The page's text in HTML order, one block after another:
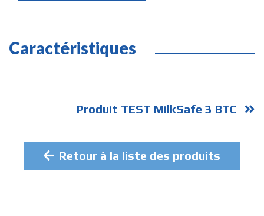
Caractéristiques
Produit TEST MilkSafe 3 BTC
Retour à la liste des produits